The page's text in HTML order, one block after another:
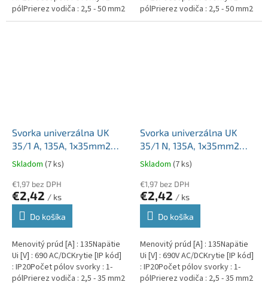
pólPrierez vodiča : 2,5 - 50 mm2
pólPrierez vodiča : 2,5 - 50 mm2
Svorka univerzálna UK
35/1 A, 135A, 1x35mm2
1pól., AL/CU, krytá, sivá,
na DIN lištu
Skladom (7 ks)
€1,97 bez DPH
€2,42 / ks
Do košíka
Menovitý prúd [A] : 135Napätie
Ui [V] : 690 AC/DCKrytie [IP kód]
: IP20Počet pólov svorky : 1-
pólPrierez vodiča : 2,5 - 35 mm2
Svorka univerzálna UK
35/1 N, 135A, 1x35mm2
1pól., AL/CU, krytá, modrá,
na DIN lištu
Skladom (7 ks)
€1,97 bez DPH
€2,42 / ks
Do košíka
Menovitý prúd [A] : 135Napätie
Ui [V] : 690V AC/DCKrytie [IP kód]
: IP20Počet pólov svorky : 1-
pólPrierez vodiča : 2,5 - 35 mm2